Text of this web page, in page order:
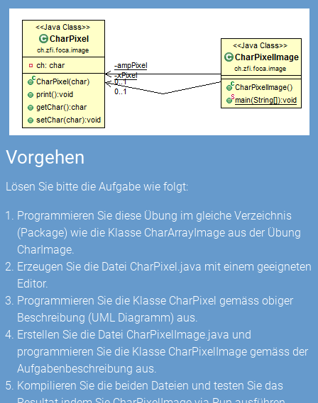
Vorgehen
Lösen Sie bitte die Aufgabe wie folgt:
Programmieren Sie diese Übung im gleiche Verzeichnis
(Package) wie die Klasse CharArrayImage aus der Übung
CharImage.
Erzeugen Sie die Datei CharPixel.java mit einem geeigneten
Editor.
Programmieren Sie die Klasse CharPixel gemäss obiger
Beschreibung (UML Diagramm) aus.
Erstellen Sie die Datei CharPixelImage.java und
programmieren Sie die Klasse CharPixelImage gemäss der
Aufgabenbeschreibung aus.
Kompilieren Sie die beiden Dateien und testen Sie das